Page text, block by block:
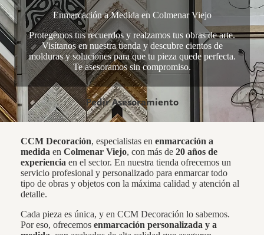
Enmarcación a Medida en Colmenar Viejo
Protegemos tus recuerdos y realzamos tus obras de arte.
Visítanos en nuestra tienda y descubre cientos de
molduras y soluciones para que tu pieza quede perfecta.
Te asesoramos sin compromiso.
Pedir Asesoramiento
CCM Decoración, especialistas en enmarcación a
medida en Colmenar Viejo, con más de 20 años de
experiencia en el sector. En nuestra tienda ofrecemos un
servicio profesional y personalizado para enmarcar todo
tipo de obras y objetos con la máxima calidad y atención al
detalle.
Cada pieza es única, y en CCM Decoración lo sabemos.
Por eso, ofrecemos enmarcación personalizada y a